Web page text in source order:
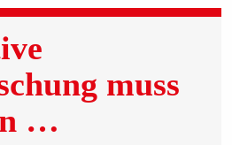
muss
…